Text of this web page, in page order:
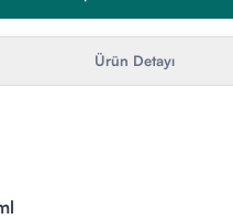
Ürün Detayı